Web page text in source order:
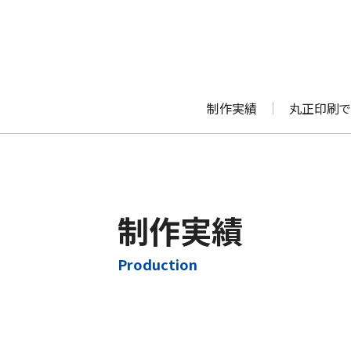
制作実績 丸正印刷
制作実績